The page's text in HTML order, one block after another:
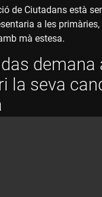
demana
la seva
de Ciutadans està
a les
mà estesa.